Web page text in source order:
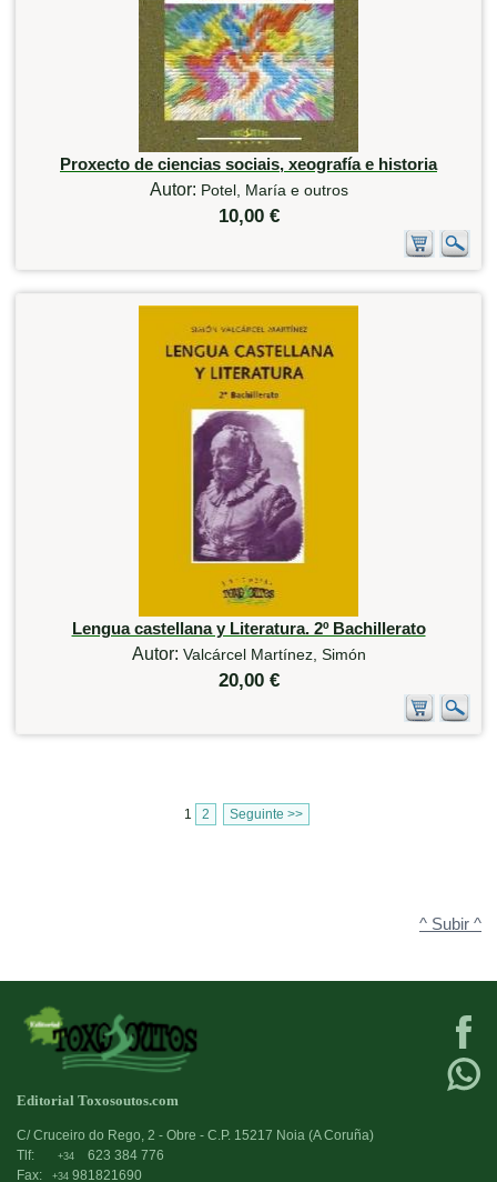
Proxecto de ciencias sociais, xeografía e historia
Autor: Potel, María e outros
10,00 €
Lengua castellana y Literatura. 2º Bachillerato
Autor: Valcárcel Martínez, Simón
20,00 €
1 2 Seguinte >>
^ Subir ^
Editorial Toxosoutos.com
C/ Cruceiro do Rego, 2 - Obre - C.P. 15217 Noia (A Coruña)
Tlf:
+34
623 384 776
Fax:
+34 981821690